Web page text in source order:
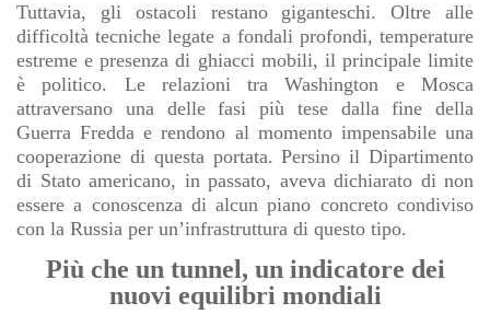
Tuttavia, gli ostacoli restano giganteschi. Oltre alle
difficoltà tecniche legate a fondali profondi, temperature
estreme e presenza di ghiacci mobili, il principale limite
è politico. Le relazioni tra Washington e Mosca
attraversano una delle fasi più tese dalla fine della
Guerra Fredda e rendono al momento impensabile una
cooperazione di questa portata. Persino il Dipartimento
di Stato americano, in passato, aveva dichiarato di non
essere a conoscenza di alcun piano concreto condiviso
con la Russia per un’infrastruttura di questo tipo.
Più che un tunnel, un indicatore dei
nuovi equilibri mondiali